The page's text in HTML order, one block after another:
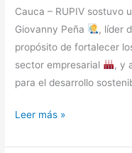
Cauca – RUPIV sostuvo
Giovanny Peña
, líder
propósito de fortalecer
sector empresarial
, y
para el desarrollo
Leer más »